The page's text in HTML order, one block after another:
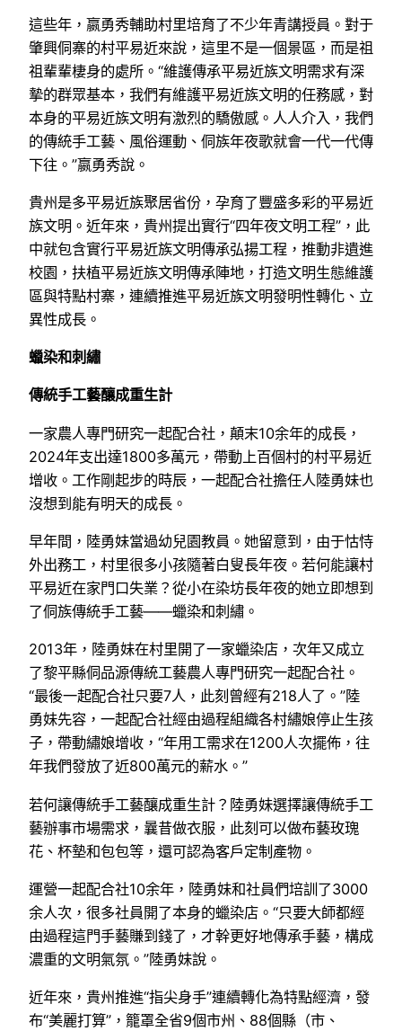
這些年，嬴勇秀輔助村里培育了不少年青講授員。對于
肇興侗寨的村平易近來說，這里不是一個景區，而是祖
祖輩輩棲身的處所。“維護傳承平易近族文明需求有深
摯的群眾基本，我們有維護平易近族文明的任務感，對
本身的平易近族文明有激烈的驕傲感。人人介入，我們
的傳統手工藝、風俗運動、侗族年夜歌就會一代一代傳
下往。”嬴勇秀說。
貴州是多平易近族聚居省份，孕育了豐盛多彩的平易近
族文明。近年來，貴州提出實行“四年夜文明工程”，此
中就包含實行平易近族文明傳承弘揚工程，推動非遺進
校園，扶植平易近族文明傳承陣地，打造文明生態維護
區與特點村寨，連續推進平易近族文明發明性轉化、立
異性成長。
蠟染和刺繡
傳統手工藝釀成重生計
一家農人專門研究一起配合社，顛末10余年的成長，
2024年支出達1800多萬元，帶動上百個村的村平易近
增收。工作剛起步的時辰，一起配合社擔任人陸勇妹也
沒想到能有明天的成長。
早年間，陸勇妹當過幼兒園教員。她留意到，由于怙恃
外出務工，村里很多小孩隨著白叟長年夜。若何能讓村
平易近在家門口失業？從小在染坊長年夜的她立即想到
了侗族傳統手工藝——蠟染和刺繡。
2013年，陸勇妹在村里開了一家蠟染店，次年又成立
了黎平縣侗品源傳統工藝農人專門研究一起配合社。
“最後一起配合社只要7人，此刻曾經有218人了。”陸
勇妹先容，一起配合社經由過程組織各村繡娘停止生孩
子，帶動繡娘增收，“年用工需求在1200人次擺佈，往
年我們發放了近800萬元的薪水。”
若何讓傳統手工藝釀成重生計？陸勇妹選擇讓傳統手工
藝辦事市場需求，曩昔做衣服，此刻可以做布藝玫瑰
花、杯墊和包包等，還可認為客戶定制產物。
運營一起配合社10余年，陸勇妹和社員們培訓了3000
余人次，很多社員開了本身的蠟染店。“只要大師都經
由過程這門手藝賺到錢了，才幹更好地傳承手藝，構成
濃重的文明氣氛。”陸勇妹說。
近年來，貴州推進“指尖身手”連續轉化為特點經濟，發
布“美麗打算”，籠罩全省9個市州、88個縣（市、